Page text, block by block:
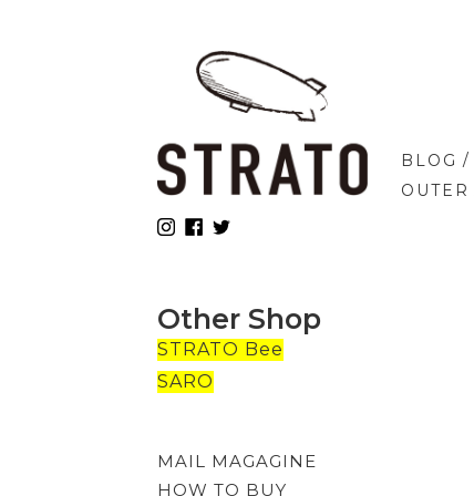
BLOG /
OUTER
Other Shop
STRATO Bee
SARO
MAIL MAGAGINE
HOW TO BUY